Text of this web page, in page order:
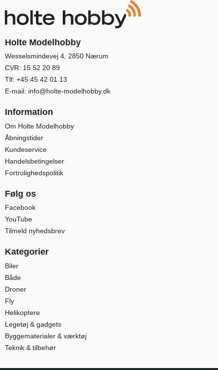
Holte Modelhobby
Wesselsmindevej 4, 2850 Nærum
CVR: 15 52 20 89
Tlf: +45 45 42 01 13
E-mail: info@holte-modelhobby.dk
Information
Om Holte Modelhobby
Åbningstider
Kundeservice
Handelsbetingelser
Fortrolighedspolitik
Følg os
Facebook
YouTube
Tilmeld nyhedsbrev
Kategorier
Biler
Både
Droner
Fly
Helikoptere
Legetøj & gadgets
Byggematerialer & værktøj
Teknik & tilbehør